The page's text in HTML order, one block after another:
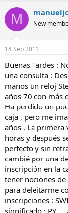
M New
14 Sep 2011
Buenas Tardes :
una consulta :
manos un reloj
años 70 con más
Ha perdido un
caja , pero me
años . La primera
horas y después
perfecto y sin
cambié por una
inscripción en la
tener nociones
para deleitarme
inscripciones :
significado : PY